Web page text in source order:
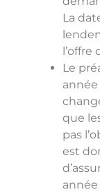
La
l’offre
Le
année
que
pas
est
année